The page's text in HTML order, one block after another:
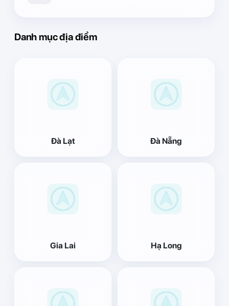
Danh mục địa điểm
Đà Lạt Đà Nẵng
Gia Lai Hạ Long